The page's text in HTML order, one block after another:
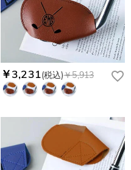
￥3,231(税込)￥5,913